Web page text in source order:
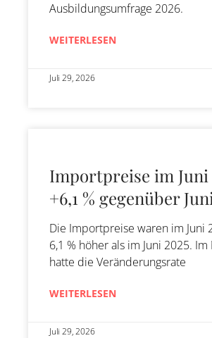
Ausbildungsumfrage 2026.
WEITERLESEN
Juli 29, 2026
Importpreise im Juni
+6,1 % gegenüber
Die Importpreise waren im Juni
6,1 % höher als im Juni 2025.
hatte die Veränderungsrate
WEITERLESEN
Juli 29, 2026